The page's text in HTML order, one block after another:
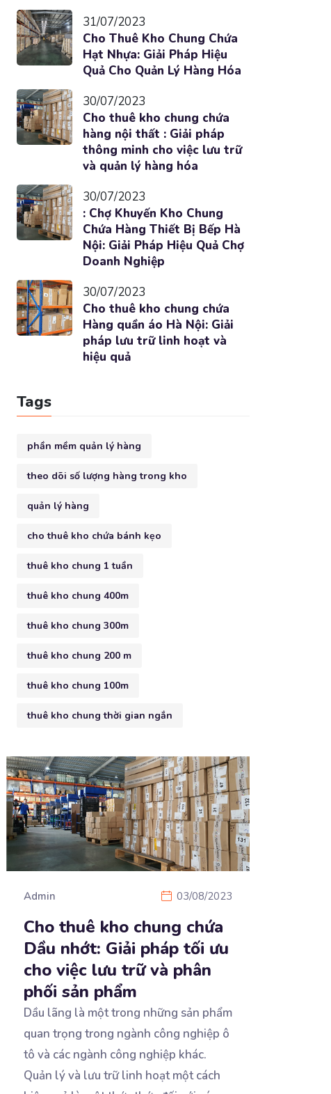
31/07/2023
Cho Thuê Kho Chung Chứa
Hạt Nhựa: Giải Pháp Hiệu
Quả Cho Quản Lý Hàng Hóa
30/07/2023
Cho thuê kho chung chứa
hàng nội thất : Giải pháp
thông minh cho việc lưu trữ
và quản lý hàng hóa
30/07/2023
: Chợ Khuyến Kho Chung
Chứa Hàng Thiết Bị Bếp Hà
Nội: Giải Pháp Hiệu Quả Chợ
Doanh Nghiệp
30/07/2023
Cho thuê kho chung chứa
Hàng quần áo Hà Nội: Giải
pháp lưu trữ linh hoạt và
hiệu quả
Tags
phần mềm quản lý hàng
theo dõi số lượng hàng trong kho
quản lý hàng
cho thuê kho chứa bánh kẹo
thuê kho chung 1 tuần
thuê kho chung 400m
thuê kho chung 300m
thuê kho chung 200 m
thuê kho chung 100m
thuê kho chung thời gian ngắn
Admin 03/08/2023
Cho thuê kho chung chứa
Dầu nhớt: Giải pháp tối ưu
cho việc lưu trữ và phân
phối sản phẩm
Dầu lãng là một trong những sản phẩm
quan trọng trong ngành công nghiệp ô
tô và các ngành công nghiệp khác.
Quản lý và lưu trữ linh hoạt một cách